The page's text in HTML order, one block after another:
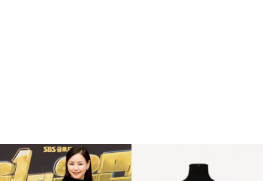
하
늬